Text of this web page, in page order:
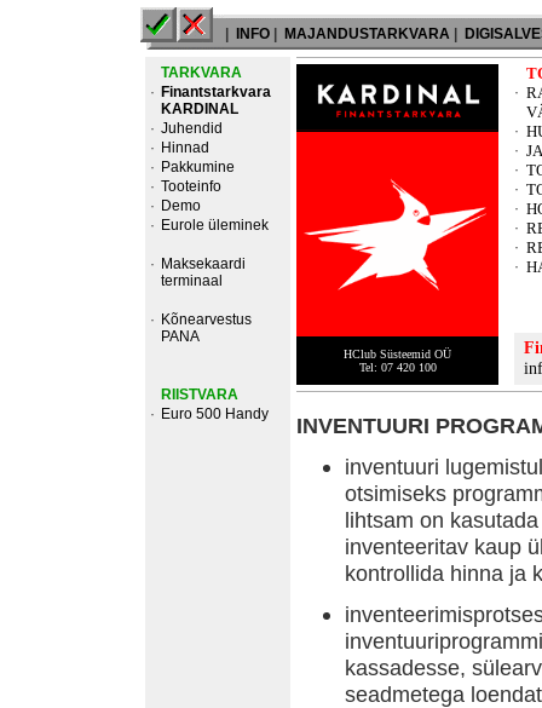
INFO MAJANDUSTARKVARA
TARKVARA
· Finantstarkvara
KARDINAL
· Juhendid
· Hinnad
· Pakkumine
· Tooteinfo
· Demo
· Eurole üleminek
· Maksekaardi
terminaal
· Kõnearvestus
PANA
RIISTVARA
· Euro 500 Handy
HClub Süsteemid OÜ
Tel: 07 420 100
·
·
·
·
·
·
·
·
·
INVENTUURI
inventuuri
otsimiseks
lihtsam on
inventeeritav kaup
kontrollida hinna ja
kassadesse,
seadmetega